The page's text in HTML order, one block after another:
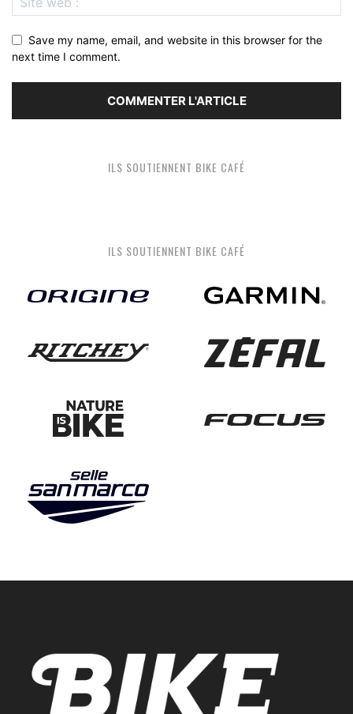
Save my name, email, and website in this browser for the
next time I comment.